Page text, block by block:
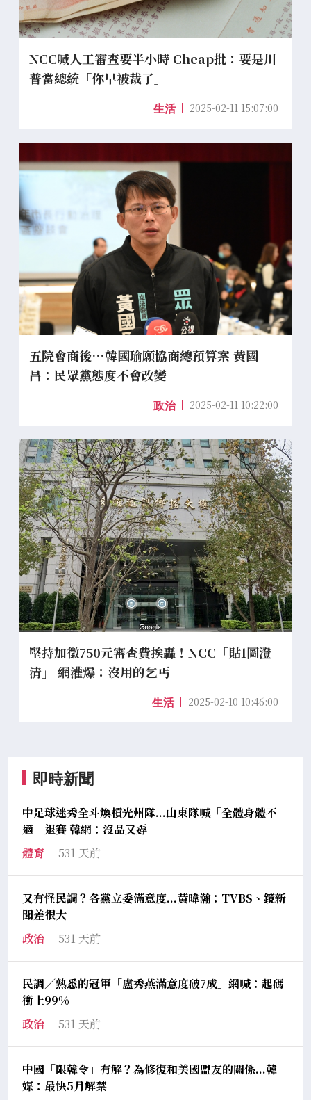
NCC喊人工審查要半小時 Cheap批：要是川
普當總統「你早被裁了」
生活 2025-02-11 15:07:00
五院會商後…韓國瑜願協商總預算案 黃國
昌：民眾黨態度不會改變
政治 2025-02-11 10:22:00
堅持加徵750元審查費挨轟！NCC「貼1圖澄
清」 網灌爆：沒用的乞丐
生活 2025-02-10 10:46:00
即時新聞
中足球迷秀全斗煥槓光州隊...山東隊喊「全體身體不
適」退賽 韓網：沒品又孬
體育
531 天前
又有怪民調？各黨立委滿意度...黃暐瀚：TVBS、鏡新
聞差很大
政治
531 天前
民調／熟悉的冠軍「盧秀燕滿意度破7成」網喊：起碼
衝上99%
政治
531 天前
中國「限韓令」有解？為修復和美國盟友的關係...韓
媒：最快5月解禁